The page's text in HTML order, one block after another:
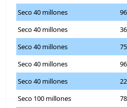
Seco 40 millones
Seco 40 millones
Seco 40 millones
Seco 40 millones
Seco 40 millones
Seco 100 millones